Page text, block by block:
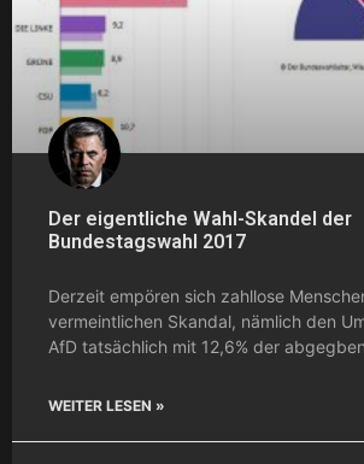
Der eigentliche Wahl-Skandel der
Bundestagswahl 2017
Derzeit empören sich zahllose
vermeintlichen Skandal, nämlich den
AfD tatsächlich mit 12,6% der
WEITER LESEN »